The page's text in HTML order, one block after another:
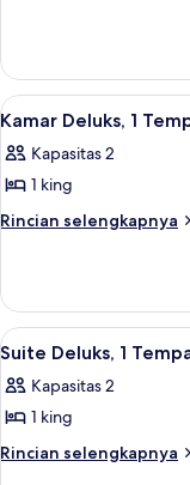
Tempat
Tidur
King
Suite
Premium,
1
Tidur
King
Lihat
semua
foto
untuk
Kamar
Tempat
Tidur
King
(Executive)
7
Kamar Deluks, 1
Kapasitas 2
1 king
Rincian selengkapnya
Rincian
Kamar
Deluks,
1
Tidur
King
Lihat
semua
foto
untuk
Suite
7
Suite Deluks, 1
Kapasitas 2
1 king
Rincian selengkapnya
Rincian